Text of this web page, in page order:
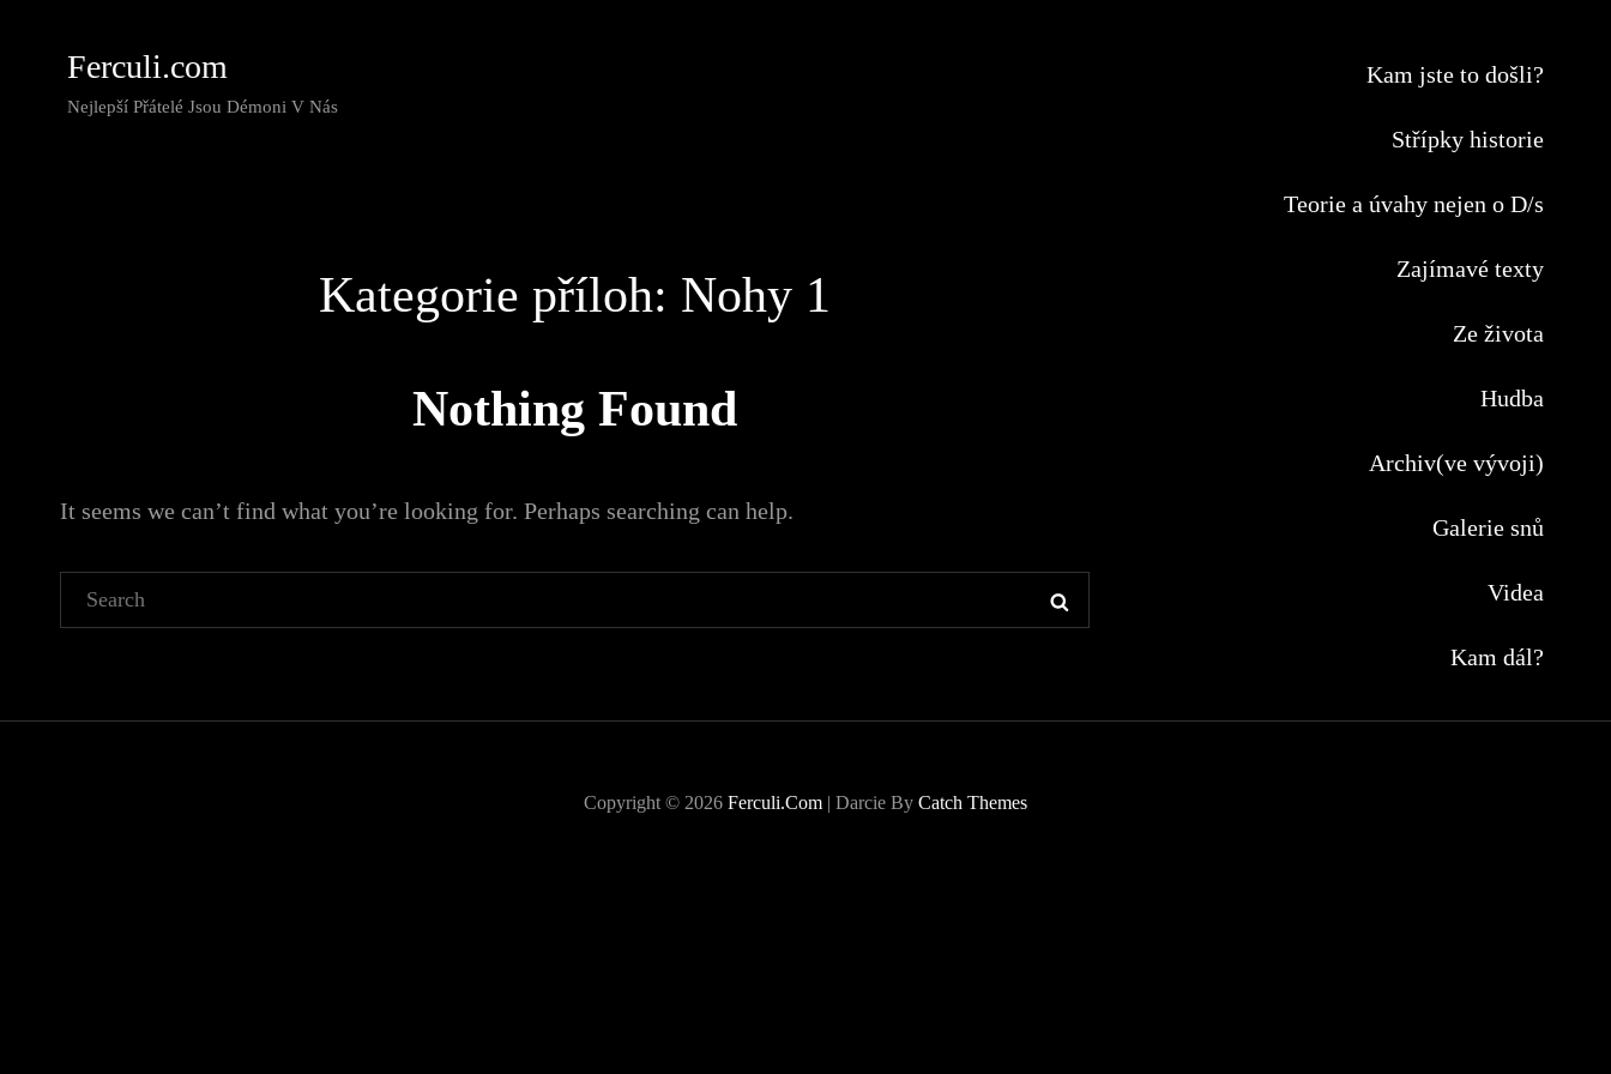
Ferculi.com
Nejlepší Přátelé Jsou Démoni V Nás
Kam jste to došli?
Střípky historie
Teorie a úvahy nejen o D/s
Zajímavé texty
Ze života
Hudba
Archiv(ve vývoji)
Galerie snů
Videa
Kam dál?
Kategorie příloh: Nohy 1
Nothing Found
It seems we can’t find what you’re looking for. Perhaps searching can help.
Search
for:
Copyright © 2026 Ferculi.com | Darcie By Catch Themes